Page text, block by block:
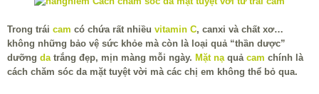
Trong trái cam có chứa rất nhiều vitamin C, canxi và chất xơ…
không những bảo vệ sức khỏe mà còn là loại quả “thần dược”
dưỡng datrắng đẹp, mịn màng mỗi ngày. Mặt nạquả cam chính là
cách chăm sóc da mặt tuyệt vời mà các chị em không thể bỏ qua.